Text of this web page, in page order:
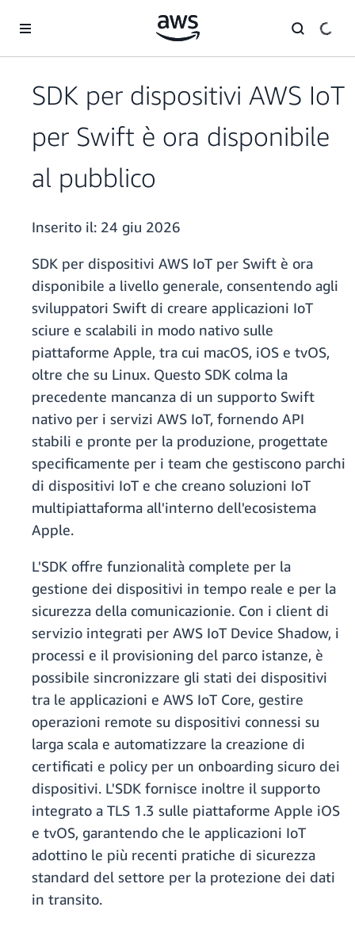
SDK per dispositivi AWS IoT
per Swift è ora disponibile
al pubblico
Inserito il: 24 giu 2026
SDK per dispositivi AWS IoT per Swift è ora
disponibile a livello generale, consentendo agli
sviluppatori Swift di creare applicazioni IoT
sciure e scalabili in modo nativo sulle
piattaforme Apple, tra cui macOS, iOS e tvOS,
oltre che su Linux. Questo SDK colma la
precedente mancanza di un supporto Swift
nativo per i servizi AWS IoT, fornendo API
stabili e pronte per la produzione, progettate
specificamente per i team che gestiscono parchi
di dispositivi IoT e che creano soluzioni IoT
multipiattaforma all'interno dell'ecosistema
Apple.
L'SDK offre funzionalità complete per la
gestione dei dispositivi in tempo reale e per la
sicurezza della comunicazionie. Con i client di
servizio integrati per AWS IoT Device Shadow, i
processi e il provisioning del parco istanze, è
possibile sincronizzare gli stati dei dispositivi
tra le applicazioni e AWS IoT Core, gestire
operazioni remote su dispositivi connessi su
larga scala e automatizzare la creazione di
certificati e policy per un onboarding sicuro dei
dispositivi. L'SDK fornisce inoltre il supporto
integrato a TLS 1.3 sulle piattaforme Apple iOS
e tvOS, garantendo che le applicazioni IoT
adottino le più recenti pratiche di sicurezza
standard del settore per la protezione dei dati
in transito.